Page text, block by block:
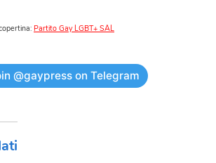
Partito Gay LGBT+ SAL
@gaypress on Telegram